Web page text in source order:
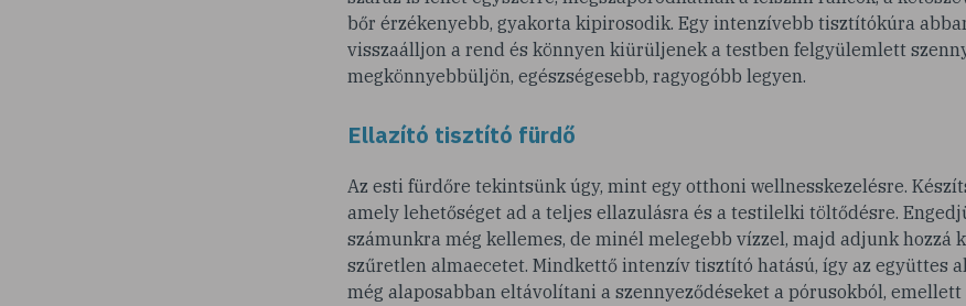
bőr érzékenyebb, gyakorta kipirosodik. Egy intenzívebb tisztítókúra
visszaálljon a rend és könnyen kiürüljenek a testben felgyülemlett
megkönnyebbüljön, egészségesebb, ragyogóbb legyen.
Ellazító tisztító fürdő
Az esti fürdőre tekintsünk úgy, mint egy otthoni wellnesskezelésre.
amely lehetőséget ad a teljes ellazulásra és a testilelki töltődésre.
számunkra még kellemes, de minél melegebb vízzel, majd adjunk hozzá
szűretlen almaecetet. Mindkettő intenzív tisztító hatású, így az együttes
még alaposabban eltávolítani a szennyeződéseket a pórusokból,